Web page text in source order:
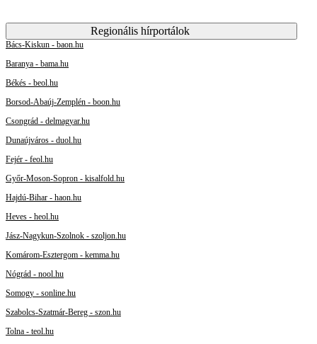
Regionális hírportálok
Bács-Kiskun - baon.hu
Baranya - bama.hu
Békés - beol.hu
Borsod-Abaúj-Zemplén - boon.hu
Csongrád - delmagyar.hu
Dunaújváros - duol.hu
Fejér - feol.hu
Győr-Moson-Sopron - kisalfold.hu
Hajdú-Bihar - haon.hu
Heves - heol.hu
Jász-Nagykun-Szolnok - szoljon.hu
Komárom-Esztergom - kemma.hu
Nógrád - nool.hu
Somogy - sonline.hu
Szabolcs-Szatmár-Bereg - szon.hu
Tolna - teol.hu